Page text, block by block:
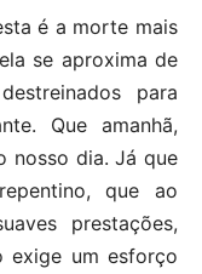
é a morte mais
se aproxima de
para
Que amanhã,
nosso dia. Já que
que ao
prestações,
exige um esforço